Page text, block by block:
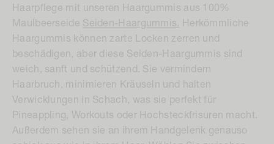
Maulbeerseide Seiden-Haargummis.Herkömmliche
Haargummis können zarte Locken zerren und
beschädigen, aber diese Seiden-Haargummis sind
weich, sanft und schützend. Sie vermindern
Haarbruch, minimieren Kräuseln und halten
Verwicklungen in Schach, was sie perfekt für
Pineappling, Workouts oder Hochsteckfrisuren macht.
Außerdem sehen sie an ihrem Handgelenk genauso
schick aus wie in ihrem Haar. Wählen Sie zwischen